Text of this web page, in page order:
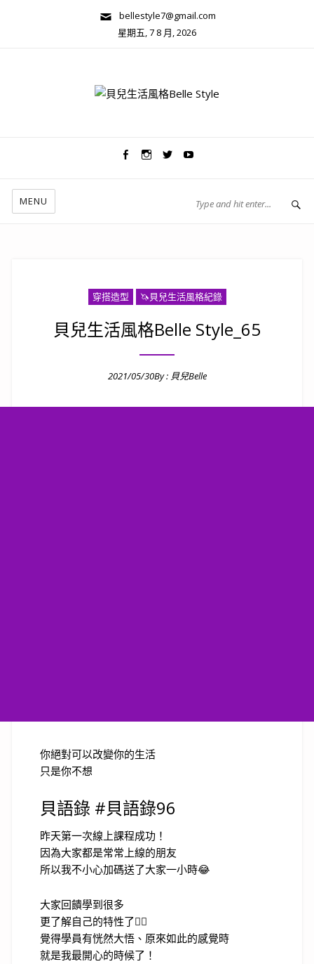
bellestyle7@gmail.com
星期五, 7 8 月, 2026
MENU
穿搭造型 🦄️貝兒生活風格紀錄
貝兒生活風格Belle Style_65
2021/05/30By : 貝兒Belle
你絕對可以改變你的生活
只是你不想
貝語錄 #貝語錄96
昨天第一次線上課程成功！
因為大家都是常常上線的朋友
所以我不小心加碼送了大家一小時😂
大家回饋學到很多
更了解自己的特性了👍🏻
覺得學員有恍然大悟、原來如此的感覺時
就是我最開心的時候了！